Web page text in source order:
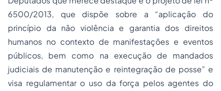
6500/2013, que dispõe sobre a “aplicação do
princípio da não violência e garantia dos direitos
humanos no contexto de manifestações e eventos
públicos, bem como na execução de mandados
judiciais de manutenção e reintegração de posse” e
visa regulamentar o uso da força pelos agentes do